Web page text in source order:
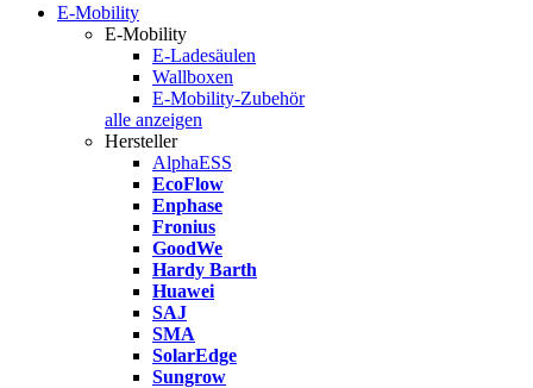
E-Mobility
E-Mobility
E-Ladesäulen
Wallboxen
E-Mobility-Zubehör
alle anzeigen
Hersteller
AlphaESS
EcoFlow
Enphase
Fronius
GoodWe
Hardy Barth
Huawei
SAJ
SMA
SolarEdge
Sungrow